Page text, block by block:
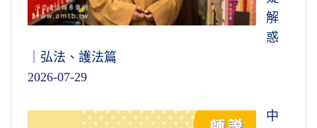
解
惑
｜弘法、護法篇
2026-07-29
中